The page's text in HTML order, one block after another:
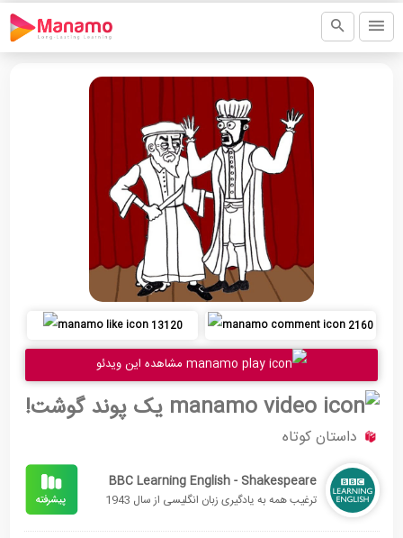
13120 2160
مشاهده این ویدئو
یک پوند گوشت!
داستان کوتاه
BBC Learning English - Shakespeare
ترغیب همه به یادگیری زبان انگلیسی از سال 1943